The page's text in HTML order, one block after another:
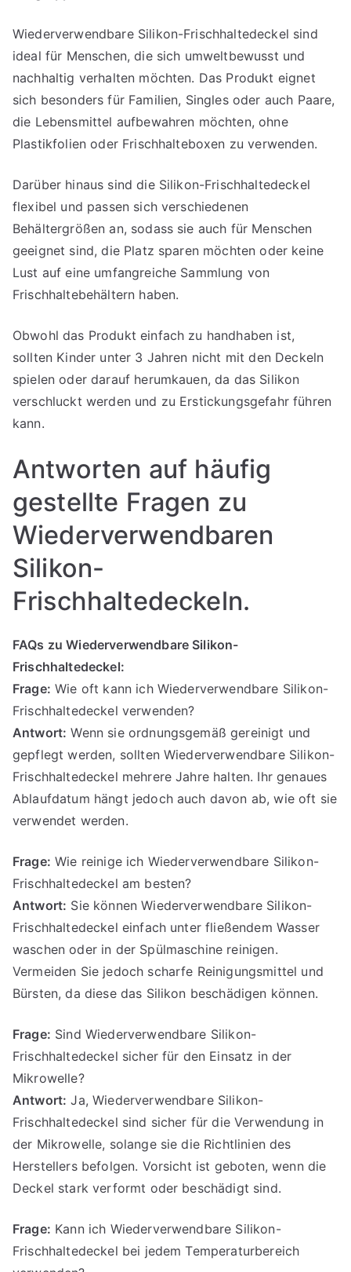
Wiederverwendbare Silikon-Frischhaltedeckel sind
ideal für Menschen, die sich umweltbewusst und
nachhaltig verhalten möchten. Das Produkt eignet
sich besonders für Familien, Singles oder auch Paare,
die Lebensmittel aufbewahren möchten, ohne
Plastikfolien oder Frischhalteboxen zu verwenden.
Darüber hinaus sind die Silikon-Frischhaltedeckel
flexibel und passen sich verschiedenen
Behältergrößen an, sodass sie auch für Menschen
geeignet sind, die Platz sparen möchten oder keine
Lust auf eine umfangreiche Sammlung von
Frischhaltebehältern haben.
Obwohl das Produkt einfach zu handhaben ist,
sollten Kinder unter 3 Jahren nicht mit den Deckeln
spielen oder darauf herumkauen, da das Silikon
verschluckt werden und zu Erstickungsgefahr führen
kann.
Antworten auf häufig
gestellte Fragen zu
Wiederverwendbaren
Silikon-
Frischhaltedeckeln.
FAQs zu Wiederverwendbare Silikon-
Frischhaltedeckel:
Frage: Wie oft kann ich Wiederverwendbare Silikon-
Frischhaltedeckel verwenden?
Antwort: Wenn sie ordnungsgemäß gereinigt und
gepflegt werden, sollten Wiederverwendbare Silikon-
Frischhaltedeckel mehrere Jahre halten. Ihr genaues
Ablaufdatum hängt jedoch auch davon ab, wie oft sie
verwendet werden.
Frage: Wie reinige ich Wiederverwendbare Silikon-
Frischhaltedeckel am besten?
Antwort: Sie können Wiederverwendbare Silikon-
Frischhaltedeckel einfach unter fließendem Wasser
waschen oder in der Spülmaschine reinigen.
Vermeiden Sie jedoch scharfe Reinigungsmittel und
Bürsten, da diese das Silikon beschädigen können.
Frage: Sind Wiederverwendbare Silikon-
Frischhaltedeckel sicher für den Einsatz in der
Mikrowelle?
Antwort: Ja, Wiederverwendbare Silikon-
Frischhaltedeckel sind sicher für die Verwendung in
der Mikrowelle, solange sie die Richtlinien des
Herstellers befolgen. Vorsicht ist geboten, wenn die
Deckel stark verformt oder beschädigt sind.
Frage: Kann ich Wiederverwendbare Silikon-
Frischhaltedeckel bei jedem Temperaturbereich